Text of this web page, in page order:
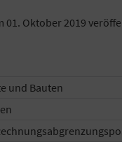
Oktober 2019
und Bauten